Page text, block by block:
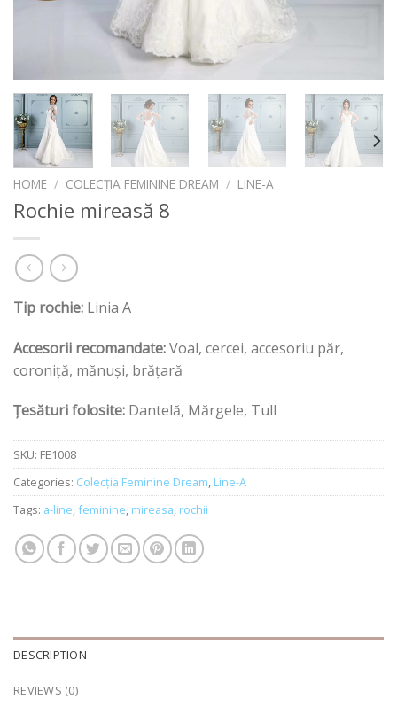
HOME / COLECȚIA FEMININE DREAM / LINE-A
Rochie mireasă 8
Tip rochie: Linia A
Accesorii recomandate:Voal, cercei, accesoriu păr,
coroniță, mănuși, brățară
Țesături folosite: Dantelă, Mărgele, Tull
SKU: FE1008
Categories: Colecția Feminine Dream, Line-A
Tags: a-line,feminine, mireasa, rochii
DESCRIPTION
REVIEWS (0)